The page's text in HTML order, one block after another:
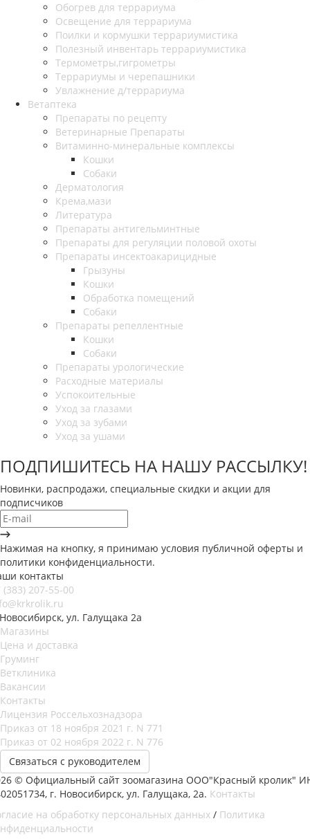
Обогрев для террариума
Освещение для террариума
Поилки и кормушки террариумистика
Полезный инвентарь террариумистика
Термометры,гигрометры
Террариумы и черепашники
Увлажнение д/террариума
Ветаптека
Препараты по рецепту
Ветеринарные Препараты
Витаминно-минеральные комплексы
Кошки
Собаки
Дерматология
Крема,мази
Литература
Препараты антигельминтные
Препараты для регуляции половой охоты
Препараты инсектоакарицидные
Грызуны
Кошки
Обработка помещений
Собаки
Препараты репеллентные
Кошки
Собаки
Препараты урологические
Расходные материалы
Успокоительные
Уход за глазами
Уход за зубами
Уход за ушами
ПОДПИШИТЕСЬ НА НАШУ РАССЫЛКУ!
Новинки, распродажи, специальные скидки и акции для
подписчиков
Нажимая на кнопку, я принимаю условия публичной оферты и
политики конфиденциальности.
контакты
(383) 207-55-00
ул. Галущака 2а
Магазины
Цена и доставка
Груминг
Ветклиника
Вакансии
Контакты
Лицензия Россельхознадзора
Приказ от 18 ноября 2021 г. N 771
Приказ от 02 ноября 2022 г. N 776
Связаться с руководителем
© Официальный сайт зоомагазина ООО"Красный кролик"
г. Новосибирск, ул. Галущака, 2а. Контакты
на обработку персональных данных / Политика